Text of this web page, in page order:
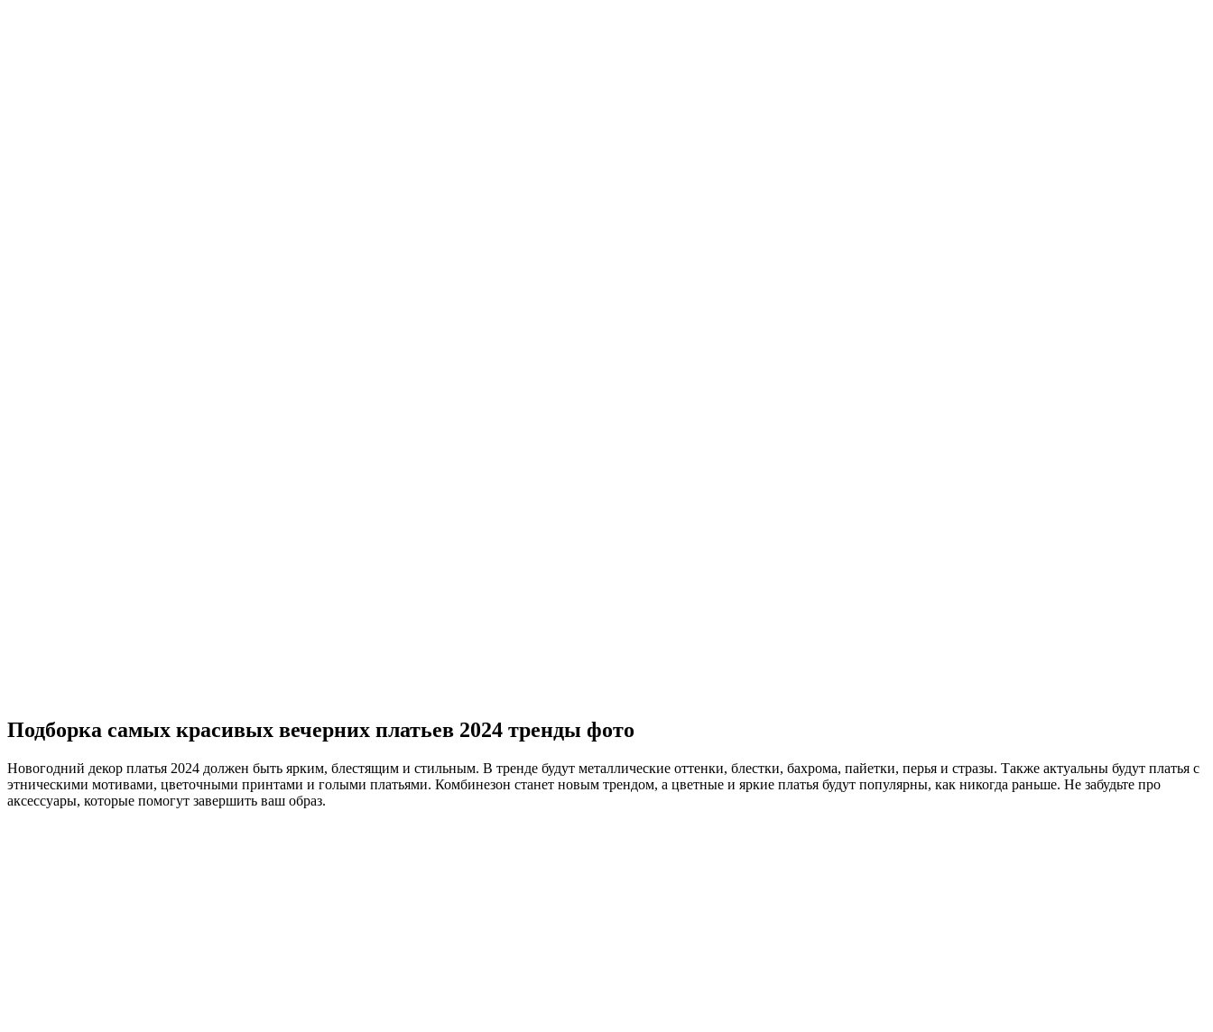
Подборка самых красивых вечерних платьев 2024 тренды фото
Новогодний декор платья 2024 должен быть ярким, блестящим и стильным. В тренде будут металлические оттенки, блестки, бахрома, пайетки, перья и стразы. Также актуальны будут платья с
этническими мотивами, цветочными принтами и голыми платьями. Комбинезон станет новым трендом, а цветные и яркие платья будут популярны, как никогда раньше. Не забудьте про
аксессуары, которые помогут завершить ваш образ.